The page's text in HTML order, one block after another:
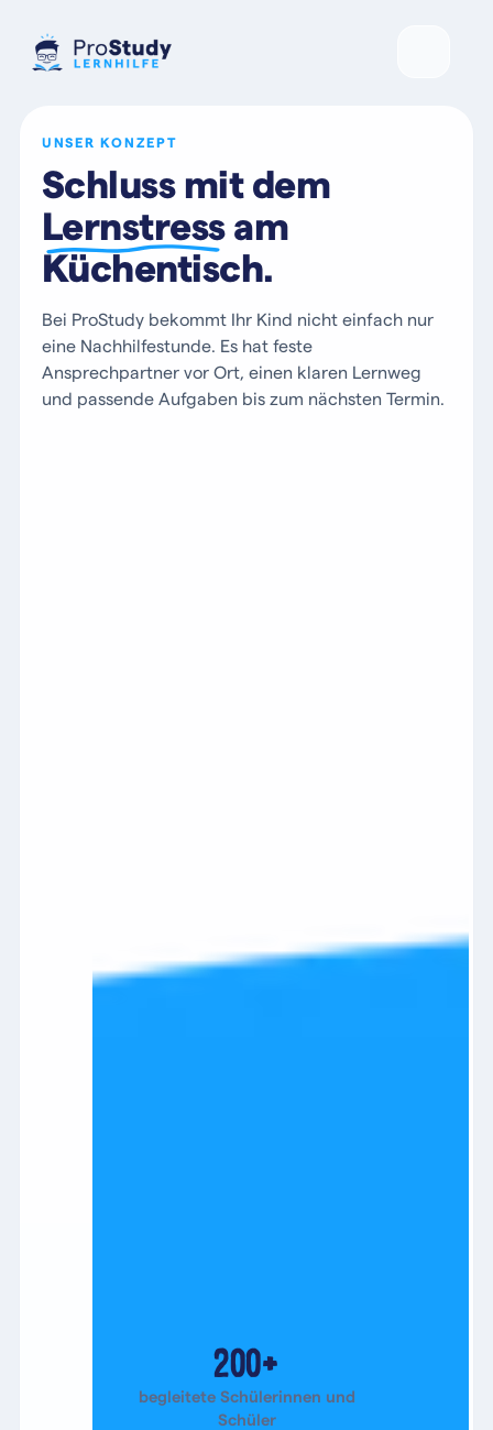
UNSER KONZEPT
Schluss mit dem
Lernstressam
Küchentisch.
Bei ProStudy bekommt Ihr Kind nicht einfach nur
eine Nachhilfestunde. Es hat feste
Ansprechpartner vor Ort, einen klaren Lernweg
und passende Aufgaben bis zum nächsten Termin.
200+
begleitete Schülerinnen und
Schüler